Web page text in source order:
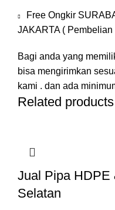
Free Ongkir
JAKARTA (
Bagi anda yang
bisa mengirimkan
kami . dan ada
Related products
Jual Pipa HDPE
Selatan